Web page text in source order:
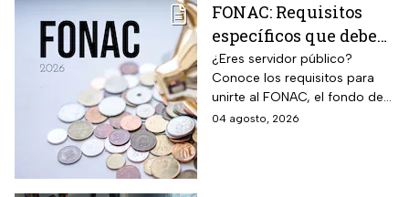
FONAC: Requisitos
específicos que deben
cumplir los
trabajadores para
participar en él
¿Eres servidor público?
Conoce los requisitos para
unirte al FONAC, el fondo de
ahorro Capitalizable de los
04 agosto, 2026